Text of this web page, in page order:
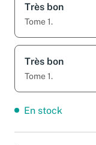
Très bon
Tome 1.
Très bon
Tome 1.
En stock